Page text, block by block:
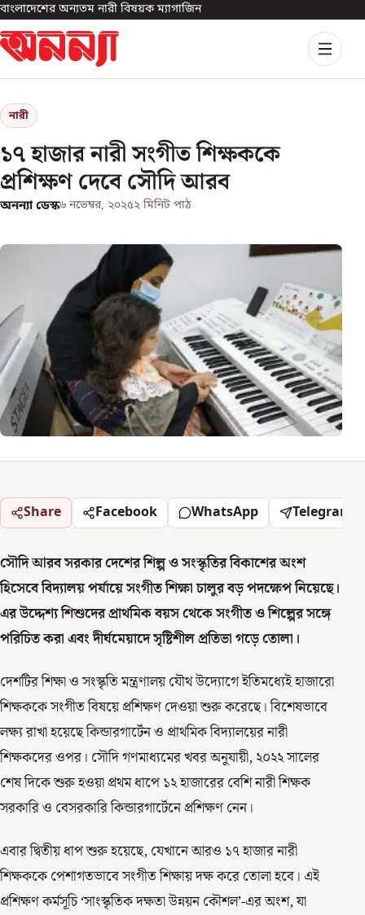
বাংলাদেশের অন্যতম নারী বিষয়ক ম্যাগাজিন
নারী
১৭ হাজার নারী সংগীত শিক্ষককে
প্রশিক্ষণ দেবে সৌদি আরব
অনন্যা ডেস্ক৬ নভেম্বর, ২০২৫২ মিনিট পাঠ
Share Facebook WhatsApp Telegram
সৌদি আরব সরকার দেশের শিল্প ও সংস্কৃতির বিকাশের অংশ
হিসেবে বিদ্যালয় পর্যায়ে সংগীত শিক্ষা চালুর বড় পদক্ষেপ নিয়েছে।
এর উদ্দেশ্য শিশুদের প্রাথমিক বয়স থেকে সংগীত ও শিল্পের সঙ্গে
পরিচিত করা এবং দীর্ঘমেয়াদে সৃষ্টিশীল প্রতিভা গড়ে তোলা।
দেশটির শিক্ষা ও সংস্কৃতি মন্ত্রণালয় যৌথ উদ্যোগে ইতিমধ্যেই হাজারো
শিক্ষককে সংগীত বিষয়ে প্রশিক্ষণ দেওয়া শুরু করেছে। বিশেষভাবে
লক্ষ্য রাখা হয়েছে কিন্ডারগার্টেন ও প্রাথমিক বিদ্যালয়ের নারী
শিক্ষকদের ওপর। সৌদি গণমাধ্যমের খবর অনুযায়ী, ২০২২ সালের
শেষ দিকে শুরু হওয়া প্রথম ধাপে ১২ হাজারের বেশি নারী শিক্ষক
সরকারি ও বেসরকারি কিন্ডারগার্টেনে প্রশিক্ষণ নেন।
এবার দ্বিতীয় ধাপ শুরু হয়েছে, যেখানে আরও ১৭ হাজার নারী
শিক্ষককে পেশাগতভাবে সংগীত শিক্ষায় দক্ষ করে তোলা হবে। এই
প্রশিক্ষণ কর্মসূচি ‘সাংস্কৃতিক দক্ষতা উন্নয়ন কৌশল’-এর অংশ, যা